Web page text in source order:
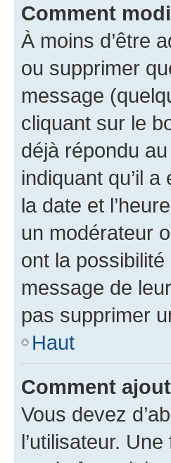
Comment
À moins d’être
ou supprimer
message
cliquant sur le
déjà répondu
indiquant qu’il
la date et
un modérateur
ont la
message de
pas supprimer
Haut
Comment
Vous devez
l’utilisateur.